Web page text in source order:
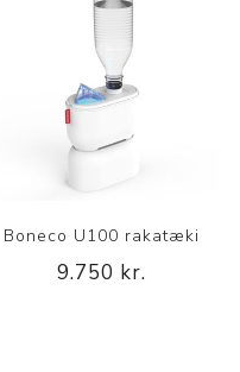
Boneco U100 rakatæki
9.750 kr.